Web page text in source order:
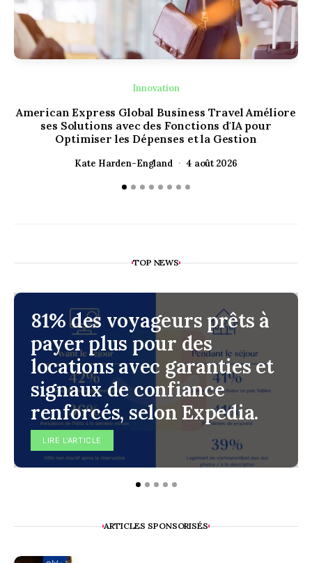
Innovation
American Express Global Business Travel Améliore
ses Solutions avec des Fonctions d'IA pour
Optimiser les Dépenses et la Gestion
Kate Harden-England 4 août 2026
TOP NEWS
81% des voyageurs prêts à
payer plus pour des
locations avec garanties et
signaux de confiance
renforcés, selon Expedia.
LIRE L'ARTICLE
ARTICLES SPONSORISÉS